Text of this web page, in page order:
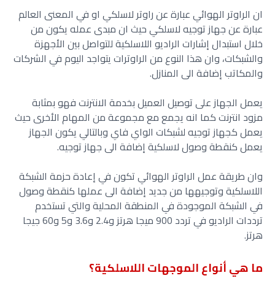
ان الراوتر الهوائي عبارة عن راوتر لاسلكي او في المعنى العالم
عبارة عن جهاز توجيه لاسلكي حيث ان مبدى عمله يكون من
خلال استبدال إشارات الراديو اللاسلكية للتواصل بين الأجهزة
والشبكات، وان هذا النوع من الراوترات يتواجد اليوم في الشركات
والمكاتب إضافة الى المنازل.
يعمل الجهاز على توصيل العميل بخدمة الانترنت فهو بمثابة
مزود انترنت كما انه يجمع مع مجموعة من المهام الأخرى حيث
يعمل كجهاز توجيه لشبكات الواي فاي وبالتالي يكون الجهاز
يعمل كنقطة وصول لاسلكية إضافة الى جهاز توجيه.
وان طريقة عمل الراوتر الهوائي تكون في إعادة حزمة الشبكة
اللاسلكية وتوجيهها من جديد إضافة الى عملها كنقطة وصول
في الشبكة الموجودة في المنطقة المحلية والتي تستخدم
ترددات الراديو في تردد 900 ميجا هرتز و2.4 و3.6 و5 و60 جيجا
هرتز.
ما هي أنواع الموجهات اللاسلكية؟